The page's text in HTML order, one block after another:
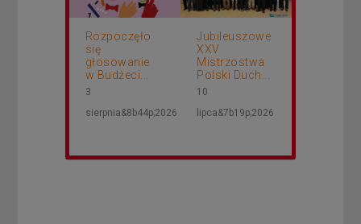
Rozpoczęło
się
głosowanie
w Budżeci...
3
sierpnia&8b44p;2026
Jubileuszowe
XXV
Mistrzostwa
Polski Duch...
10
lipca&7b19p;2026